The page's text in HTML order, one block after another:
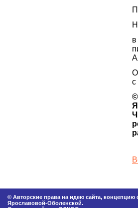
с
© Авторские права на идею сайта, концепцию
Ярославовой-Оболенской.